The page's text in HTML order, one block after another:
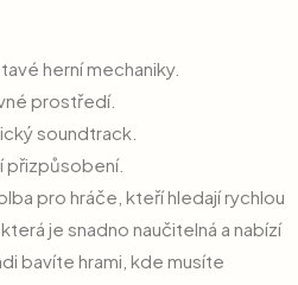
herní mechaniky.
prostředí.
soundtrack.
přizpůsobení.
pro hráče, kteří hledají rychlou
je snadno naučitelná a nabízí
bavíte hrami, kde musíte